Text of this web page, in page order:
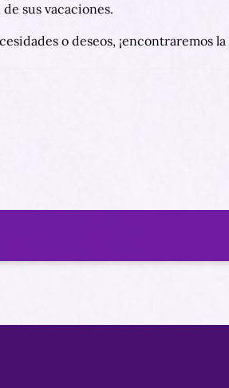
sus vacaciones.
o deseos, ¡encontraremos